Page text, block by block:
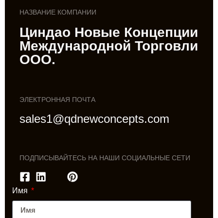
НАЗВАНИЕ КОМПАНИИ
Циндао Новые Концепции
Международной Торговли
ООО.
ЭЛЕКТРОННАЯ ПОЧТА
sales1@qdnewconcepts.com
ПОДПИСЫВАЙТЕСЬ НА НАШИ СОЦИАЛЬНЫЕ СЕТИ
Имя